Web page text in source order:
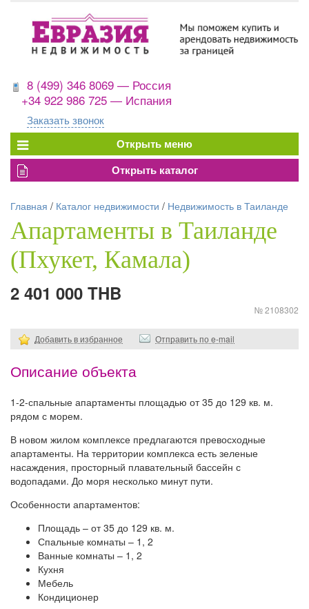
8 (499) 346 8069 — Россия
+34 922 986 725 — Испания
Заказать звонок
Главная / Каталог недвижимости / Недвижимость в Таиланде
Апартаменты в Таиланде
(Пхукет, Камала)
2 401 000 THB
№ 2108302
Добавить в избранное Отправить по e-mail
Описание объекта
1-2-спальные апартаменты площадью от 35 до 129 кв. м.
рядом с морем.
В новом жилом комплексе предлагаются превосходные
апартаменты. На территории комплекса есть зеленые
насаждения, просторный плавательный бассейн с
водопадами. До моря несколько минут пути.
Особенности апартаментов:
Площадь – от 35 до 129 кв. м.
Спальные комнаты – 1, 2
Ванные комнаты – 1, 2
Кухня
Мебель
Кондиционер